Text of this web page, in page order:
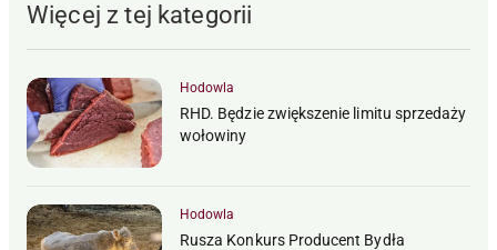
Więcej z tej kategorii
Hodowla
RHD. Będzie zwiększenie limitu sprzedaży
wołowiny
Hodowla
Rusza Konkurs Producent Bydła